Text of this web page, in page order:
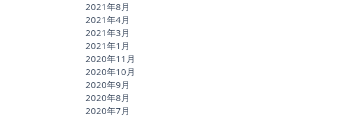
2021年8月
2021年4月
2021年3月
2021年1月
2020年11月
2020年10月
2020年9月
2020年8月
2020年7月